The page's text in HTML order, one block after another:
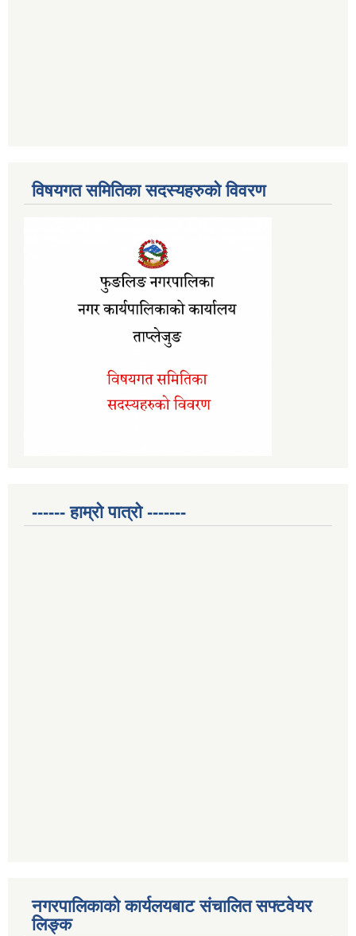
विषयगत समितिका सदस्यहरुको विवरण
------ हाम्रो पात्रो -------
नगरपालिकाको कार्यलयबाट संचालित सफ्टवेयर
लिङ्क